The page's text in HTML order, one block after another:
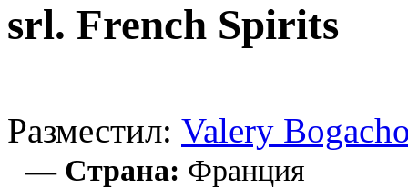
srl. French Spirits
Разместил: Valery
— Страна: Франция